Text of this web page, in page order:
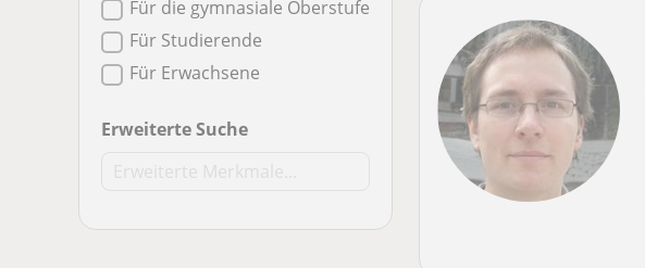
Für die gymnasiale Oberstufe
Für Studierende
Für Erwachsene
Erweiterte Suche